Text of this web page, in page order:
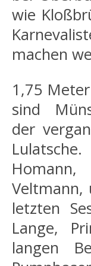
wie
machen
1,75
sind
der
Veltmann,
letzten
Lange,
langen